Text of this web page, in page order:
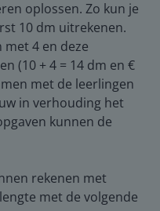
oplossen. Zo kun je
10 dm uitrekenen.
4 en deze
(10 + 4 = 14 dm en €
met de leerlingen
in verhouding het
kunnen de
rekenen met
met de volgende